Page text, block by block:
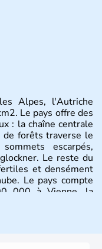
Alpes, l'Autriche
Le pays offre des
: la chaîne centrale
de forêts traverse le
escarpés,
Le reste du
et densément
Le pays compte
000 à Vienne, la